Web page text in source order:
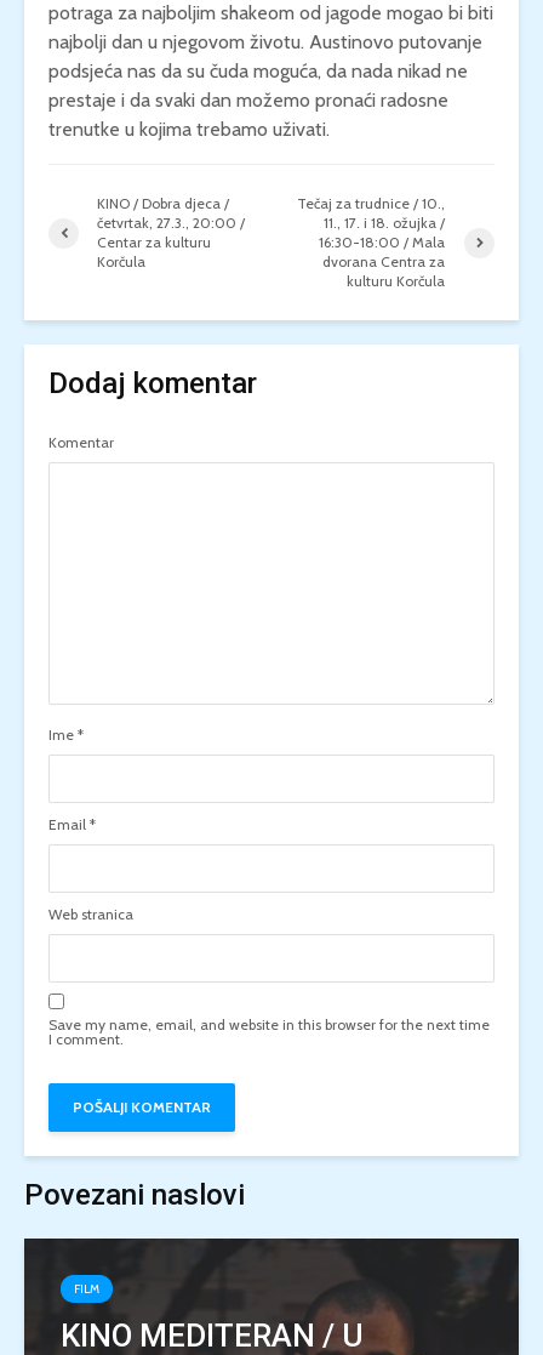
potraga za najboljim shakeom od jagode mogao bi biti
najbolji dan u njegovom životu. Austinovo putovanje
podsjeća nas da su čuda moguća, da nada nikad ne
prestaje i da svaki dan možemo pronaći radosne
trenutke u kojima trebamo uživati.
KINO / Dobra djeca /
četvrtak, 27.3., 20:00 /
Centar za kulturu
Korčula
Tečaj za trudnice / 10.,
11., 17. i 18. ožujka /
16:30-18:00 / Mala
dvorana Centra za
kulturu Korčula
Dodaj komentar
Komentar
Ime *
Email *
Web stranica
Save my name, email, and website in this browser for the next time
I comment.
Povezani naslovi
FILM
KINO MEDITERAN / U